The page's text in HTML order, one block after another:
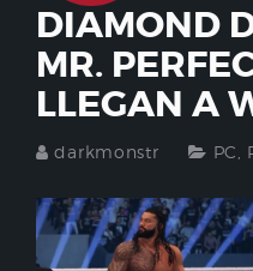
DIAMOND
MR.
LLEGAN A
darkmonstr PC